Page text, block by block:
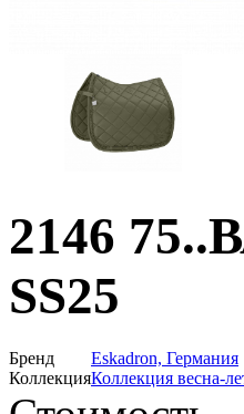
2146
SS25
Бренд
Eskadron, Германия
КоллекцияКоллекция весна-